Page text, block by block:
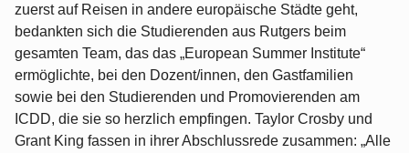
zuerst auf Reisen in andere europäische Städte geht,
bedankten sich die Studierenden aus Rutgers beim
gesamten Team, das das „European Summer Institute“
ermöglichte, bei den Dozent/innen, den Gastfamilien
sowie bei den Studierenden und Promovierenden am
ICDD, die sie so herzlich empfingen. Taylor Crosby und
Grant King fassen in ihrer Abschlussrede zusammen: „Alle